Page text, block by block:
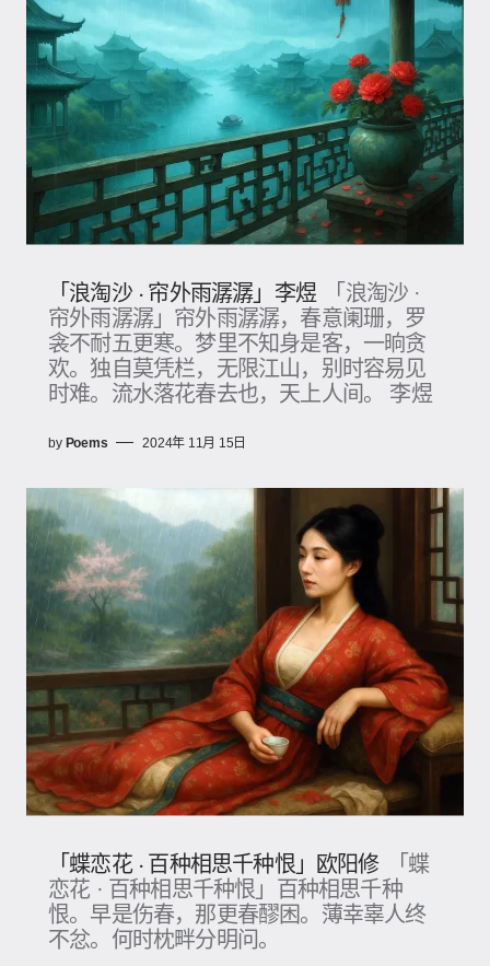
「浪淘沙 · 帘外雨潺潺」李煜
「浪淘沙 ·
帘外雨潺潺」帘外雨潺潺，春意阑珊，罗
衾不耐五更寒。梦里不知身是客，一晌贪
欢。独自莫凭栏，无限江山，别时容易见
时难。流水落花春去也，天上人间。 李煜
by Poems 2024年 11月 15日
「蝶恋花 · 百种相思千种恨」欧阳修
「蝶
恋花 · 百种相思千种恨」百种相思千种
恨。早是伤春，那更春醪困。薄幸辜人终
不忿。何时枕畔分明问。